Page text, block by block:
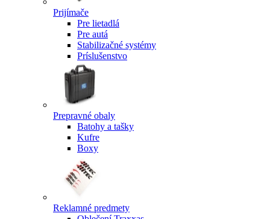
Prijímače
Pre lietadlá
Pre autá
Stabilizačné systémy
Príslušenstvo
Prepravné obaly
Batohy a tašky
Kufre
Boxy
Reklamné predmety